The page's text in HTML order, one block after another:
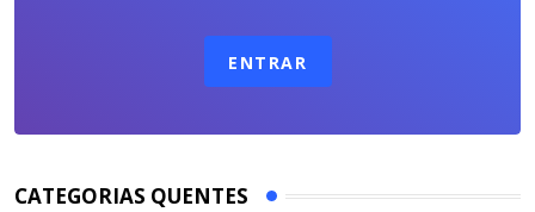
ENTRAR
CATEGORIAS QUENTES